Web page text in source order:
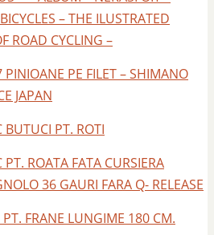
– THE ILUSTRATED
ROAD CYCLING –
PINIOANE PE FILET – SHIMANO
JAPAN
BUTUCI PT. ROTI
ROATA FATA CURSIERA
36 GAURI FARA Q- RELEASE
FRANE LUNGIME 180 CM.